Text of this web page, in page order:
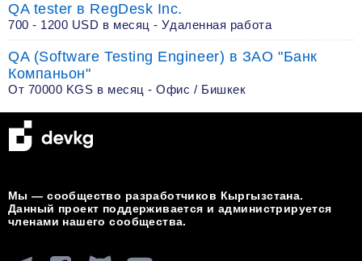
QA tester в RegDesk Inc.
700 - 1200 USD в месяц - Удаленная работа
QA (Software Testing Engineer) в ЗАО "Банк
Компаньон"
От 70000 KGS в месяц - Офис / Бишкек
Мы — сообщество разработчиков Кыргызстана.
Данный проект поддерживается и администрируется
членами нашего сообщества.